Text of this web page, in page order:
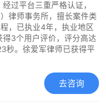
过平台三重严格认证，
律师事务所，擅长案件类
，已执业4年，执业地区
得3个用户评价，评分高达
秒。徐爱军律师已获得平
去咨询